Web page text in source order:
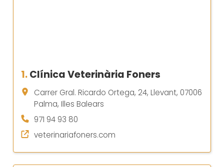
1.Clínica Veterinària Foners
Carrer Gral. Ricardo Ortega, 24, Llevant, 07006
Palma, Illes Balears
971 94 93 80
veterinariafoners.com